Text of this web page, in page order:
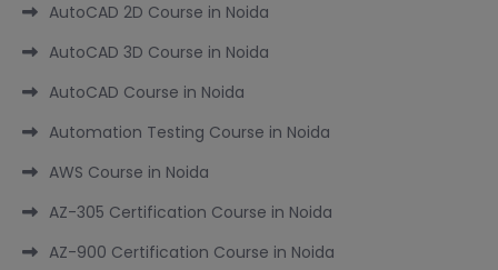
AutoCAD 2D Course in Noida
AutoCAD 3D Course in Noida
AutoCAD Course in Noida
Automation Testing Course in Noida
AWS Course in Noida
AZ-305 Certification Course in Noida
AZ-900 Certification Course in Noida